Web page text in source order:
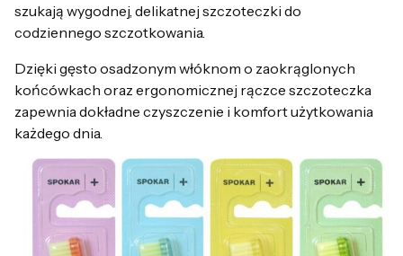
szukają wygodnej, delikatnej szczoteczki do
codziennego szczotkowania.
Dzięki gęsto osadzonym włóknom o zaokrąglonych
końcówkach oraz ergonomicznej rączce szczoteczka
zapewnia dokładne czyszczenie i komfort użytkowania
każdego dnia.